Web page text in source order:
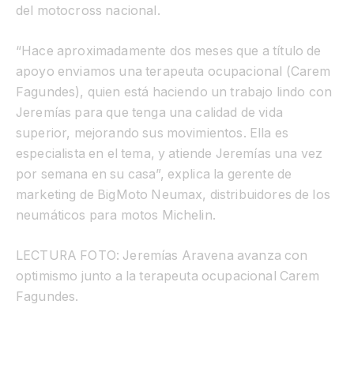
del motocross nacional.
“Hace aproximadamente dos meses que a título de
apoyo enviamos una terapeuta ocupacional (Carem
Fagundes), quien está haciendo un trabajo lindo con
Jeremías para que tenga una calidad de vida
superior, mejorando sus movimientos. Ella es
especialista en el tema, y atiende Jeremías una vez
por semana en su casa”, explica la gerente de
marketing de BigMoto Neumax, distribuidores de los
neumáticos para motos Michelin.
LECTURA FOTO: Jeremías Aravena avanza con
optimismo junto a la terapeuta ocupacional Carem
Fagundes.